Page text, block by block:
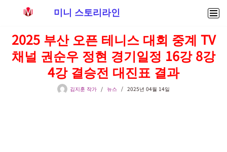
텐
츠
미니 스토리라인
2025 부산 오픈 테니스 대회 중계 TV
채널 권순우 정현 경기일정 16강 8강
4강 결승전 대진표 결과
김지훈 작가 뉴스 2025년 04월 14일